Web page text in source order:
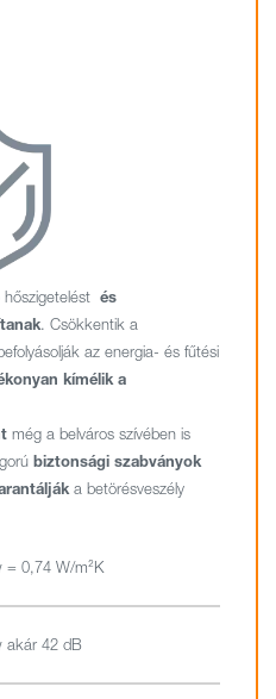
hőszigetelést és
. Csökkentik a
az energia- és fűtési
kímélik a
még a belváros szívében is
biztonsági szabványok
a betörésveszély
= 0,74 W/m²K
akár 42 dB